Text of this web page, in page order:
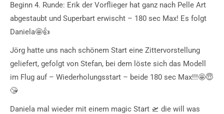
Beginn 4. Runde: Erik der Vorflieger hat ganz nach Pelle Art
abgestaubt und Superbart erwischt – 180 sec Max! Es folgt
Daniela🤩👍
Jörg hatte uns nach schönem Start eine Zittervorstellung
geliefert, gefolgt von Stefan, bei dem löste sich das Modell
im Flug auf – Wiederholungsstart – beide 180 sec Max!!!🤩😇
😘
Daniela mal wieder mit einem magic Start 🛫 die will was